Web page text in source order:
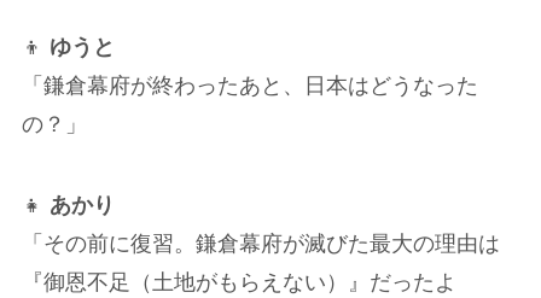
👦 ゆうと
「鎌倉幕府が終わったあと、日本はどうなった
の？」
👧 あかり
「その前に復習。鎌倉幕府が滅びた最大の理由は
『御恩不足（土地がもらえない）』だったよ